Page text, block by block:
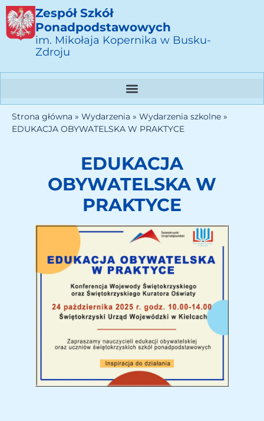
Zespół Szkół
Ponadpodstawowych
im. Mikołaja Kopernika w Busku-
Zdroju
Strona główna » Wydarzenia » Wydarzenia szkolne »
EDUKACJA OBYWATELSKA W PRAKTYCE
EDUKACJA
OBYWATELSKA W
PRAKTYCE